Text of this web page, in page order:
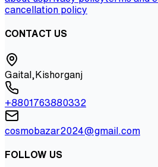
cancellation policy
CONTACT US
Gaital,Kishorganj
+8801763880332
cosmobazar2024@gmail.com
FOLLOW US